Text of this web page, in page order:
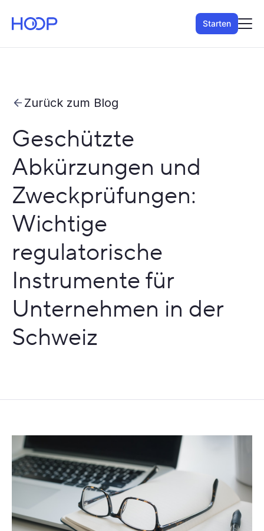
Starten
Zurück zum Blog
Geschützte
Abkürzungen und
Zweckprüfungen:
Wichtige
regulatorische
Instrumente für
Unternehmen in der
Schweiz